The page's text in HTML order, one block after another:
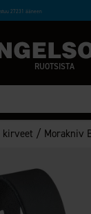
27231 ääneen
RUOTSISTA
kirveet / Morakniv